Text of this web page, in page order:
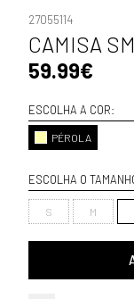
27055114
CAMISA
59.99€
ESCOLHA A COR:
PÉROLA
ESCOLHA O
S M